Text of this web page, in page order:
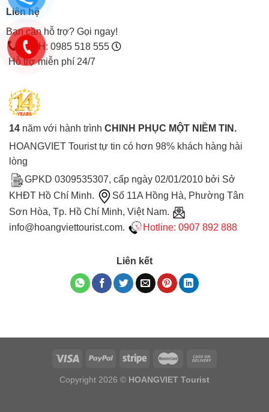
Liên hệ
Bạn cần hỗ trợ? Gọi ngay!
CSKH: 0985 518 555
Hỗ trợ miễn phí 24/7
14 năm với hành trình CHINH PHỤC MỘT NIỀM TIN.
HOANGVIET Tourist tự tin có hơn 98% khách hàng hài
lòng
GPKD 0309535307, cấp ngày 02/01/2010 bởi Sở
KHĐT Hồ Chí Minh.
Số 11A Hồng Hà, Phường Tân
Sơn Hòa, Tp. Hồ Chí Minh, Việt Nam.
info@hoangviettourist.com.
Hotline: 0907 892 888
Liên kết
Copyright 2026 © HOANGVIET Tourist